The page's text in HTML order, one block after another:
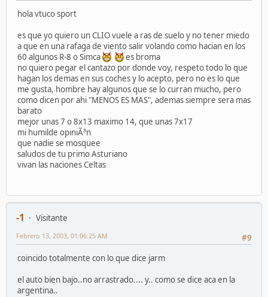
hola vtuco sport
es que yo quiero un CLIO vuele a ras de suelo y no tener miedo
a que en una rafaga de viento salir volando como hacian en los
60 algunos R-8 o Simca
es broma
no quiero pegar el cantazo por donde voy, respeto todo lo que
hagan los demas en sus coches y lo acepto, pero no es lo que
me gusta, hombre hay algunos que se lo curran mucho, pero
como dicen por ahi "MENOS ES MAS", ademas siempre sera mas
barato
mejor unas 7 o 8x13 maximo 14, que unas 7x17
mi humilde opiniÃ³n
que nadie se mosquee
saludos de tu primo Asturiano
vivan las naciones Celtas
-1
Visitante
#9
Febrero 13, 2003, 01:06:25 AM
coincido totalmente con lo que dice jarm
el auto bien bajo..no arrastrado.... y.. como se dice aca en la
argentina..